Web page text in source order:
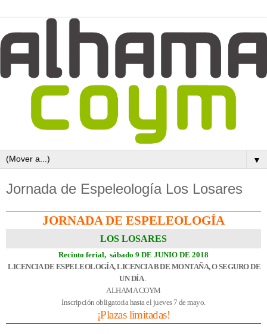
▼
Jornada de Espeleología Los Losares
JORNADA DE ESPELEOLOGÍA
LOS LOSARES
Recinto ferial, sábado 9 DE JUNIO DE 2018
LICENCIA DE ESPELEOLOGÍA, LICENCIA B DE MONTAÑA, O SEGURO DE
UN DÍA.
ALHAMA COYM
Inscripción obligatoria hasta el jueves 7 de mayo.
¡Plazas limitadas!